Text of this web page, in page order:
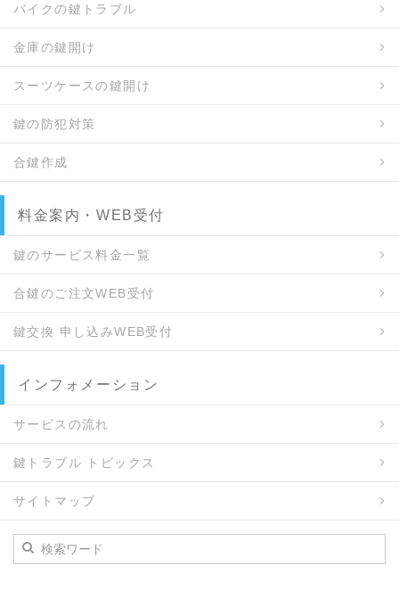
バイクの鍵トラブル
金庫の鍵開け
スーツケースの鍵開け
鍵の防犯対策
合鍵作成
料金案内・WEB受付
鍵のサービス料金一覧
合鍵のご注文WEB受付
鍵交換 申し込みWEB受付
インフォメーション
サービスの流れ
鍵トラブル トピックス
サイトマップ